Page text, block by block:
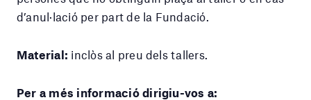
d’anul·lació per part de la Fundació.
Material: inclòs al preu dels tallers.
Per a més informació dirigiu-vos a: